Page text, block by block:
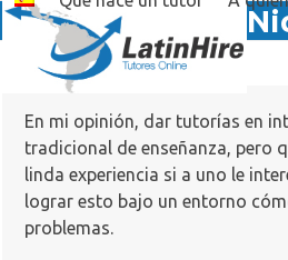
En mi opinión, dar tutorías en
tradicional de enseñanza, pero
linda experiencia si a uno le
lograr esto bajo un entorno
problemas.